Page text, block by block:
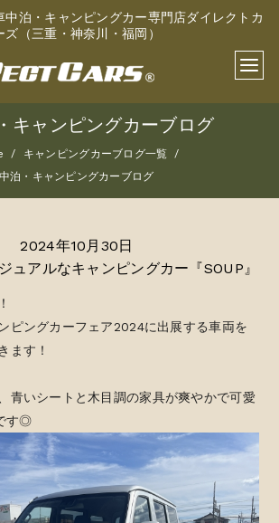
中泊・キャンピングカー専門店ダイレクトカ
ズ（三重・神奈川・福岡）
キャンピングカーブログ
キャンピングカーブログ一覧
泊・キャンピングカーブログ
2024年10月30日
ュアルなキャンピングカー『SOUP』
ピングカーフェア2024に出展する車両を
ます！
青いシートと木目調の家具が爽やかで可愛
す◎